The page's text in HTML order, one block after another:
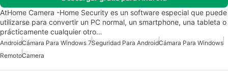
AtHome Camera -Home Security es un software especial que puede
utilizarse para convertir un PC normal, un smartphone, una tableta o
prácticamente cualquier otro…
AndroidCámara Para Windows 7Seguridad Para AndroidCámara Para Windows
RemotoCamera